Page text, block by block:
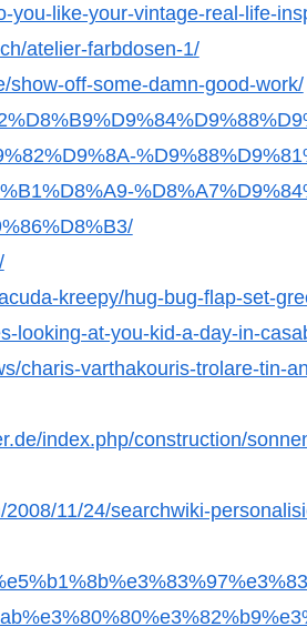
you-like-your-vintage-real-life-
atelier-farbdosen-1/
show-off-some-damn-good-work/
kreepy/hug-bug-flap-set-
looking-at-you-kid-a-day-in-
charis-varthakouris-trolare-tin-
index.php/construction/
11/24/searchwiki-